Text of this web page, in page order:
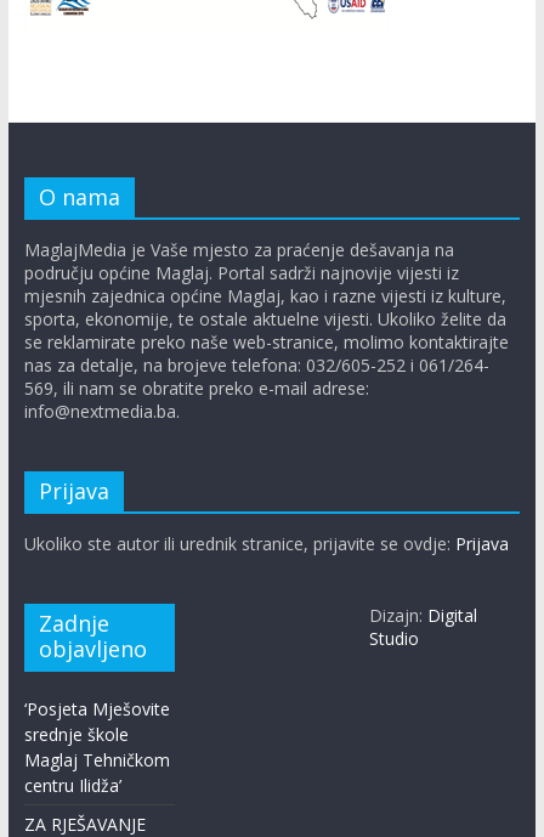
O nama
MaglajMedia je Vaše mjesto za praćenje dešavanja na
području općine Maglaj. Portal sadrži najnovije vijesti iz
mjesnih zajednica općine Maglaj, kao i razne vijesti iz kulture,
sporta, ekonomije, te ostale aktuelne vijesti. Ukoliko želite da
se reklamirate preko naše web-stranice, molimo kontaktirajte
nas za detalje, na brojeve telefona: 032/605-252 i 061/264-
569, ili nam se obratite preko e-mail adrese:
info@nextmedia.ba.
Prijava
Ukoliko ste autor ili urednik stranice, prijavite se ovdje: Prijava
Zadnje
objavljeno
‘Posjeta Mješovite
srednje škole
Maglaj Tehničkom
centru Ilidža’
ZA RJEŠAVANJE
Dizajn: Digital
Studio